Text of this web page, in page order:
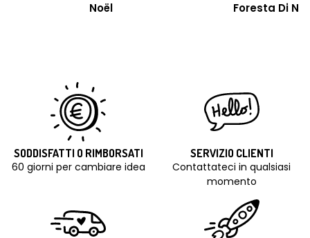
Noël Foresta Di
SODDISFATTI O RIMBORSATI
60 giorni per cambiare idea
SERVIZIO CLIENTI
Contattateci in qualsiasi
momento